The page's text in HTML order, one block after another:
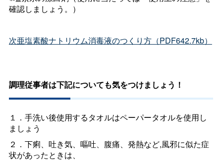
確認しましょう。）
次亜塩素酸ナトリウム消毒液のつくり方（PDF642.7kb）
調理従事者は下記についても気をつけましょう！
１．手洗い後使用するタオルはペーパータオルを使用し
ましょう
２．下痢、吐き気、嘔吐、腹痛、発熱など,風邪に似た症
状があったときは、